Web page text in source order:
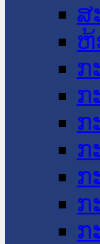
ສ
ຫ້
ກ
ກ
ກ
ກ
ກ
ກ
ກ